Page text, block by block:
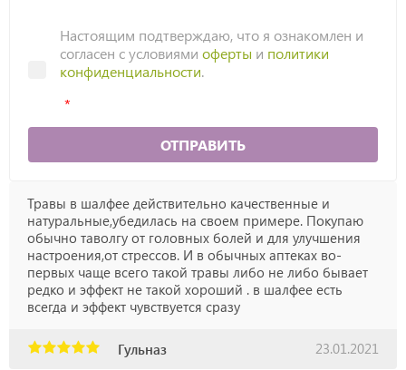
Настоящим подтверждаю, что я ознакомлен и
согласен с условиями оферты и политики
конфиденциальности.
ОТПРАВИТЬ
Травы в шалфее действительно качественные и
натуральные,убедилась на своем примере. Покупаю
обычно таволгу от головных болей и для улучшения
настроения,от стрессов. И в обычных аптеках во-
первых чаще всего такой травы либо не либо бывает
редко и эффект не такой хороший . в шалфее есть
всегда и эффект чувствуется сразу
Гульназ 23.01.2021